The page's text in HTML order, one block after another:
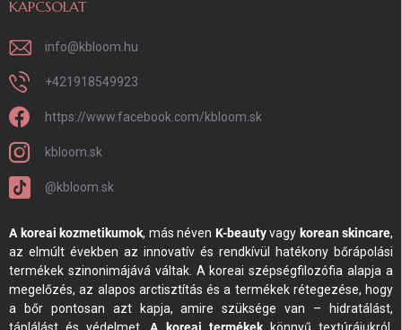
KAPCSOLAT
info@kbloom.hu
+421918549923
https://www.facebook.com/kbloom.sk
kbloom.sk
@kbloom.sk
A koreai kozmetikumok, más néven K-beautyvagy korean skincare,
az elmúlt években az innovatív és rendkívül hatékony bőrápolási
termékek szinonimájává váltak. A koreai szépségfilozófia alapja a
megelőzés, az alapos arctisztítás és a termékek rétegezése, hogy
a bőr pontosan azt kapja, amire szüksége van – hidratálást,